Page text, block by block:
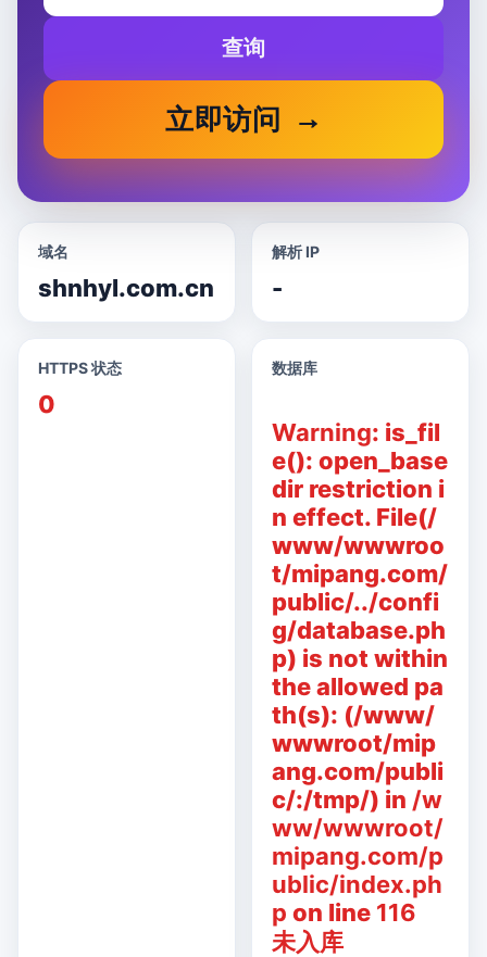
查询
立即访问
域名
shnhyl.com.cn
解析 IP
-
HTTPS 状态
0
数据库
Warning: is_fil
e(): open_base
dir restriction i
n effect. File(/
www/wwwroo
t/mipang.com/
public/../confi
g/database.ph
p) is not within
the allowed pa
th(s): (/www/
wwwroot/mip
ang.com/publi
c/:/tmp/) in /w
ww/wwwroot/
mipang.com/p
ublic/index.ph
p on line 116
未入库